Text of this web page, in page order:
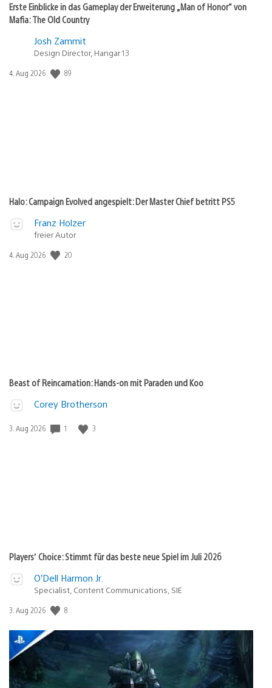
Erste Einblicke in das Gameplay der Erweiterung „Man of Honor“ von
Mafia: The Old Country
Josh Zammit
Design Director, Hangar 13
Veröffentlichungsdatum:
4. Aug 2026 89
Halo: Campaign Evolved angespielt: Der Master Chief betritt PS5
Franz Holzer
freier Autor
Veröffentlichungsdatum:
4. Aug 2026 20
Beast of Reincarnation: Hands-on mit Paraden und Koo
Corey Brotherson
Veröffentlichungsdatum:
3. Aug 2026 1 3
Players’ Choice: Stimmt für das beste neue Spiel im Juli 2026
O’Dell Harmon Jr.
Specialist, Content Communications, SIE
Veröffentlichungsdatum:
3. Aug 2026 8